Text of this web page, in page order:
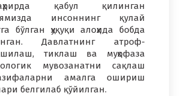
қабул қилинган
инсоннинг қулай
бўлган ҳуқуқи алоҳида бобда
Давлатнинг атроф-
тиклаш ва муҳофаза
мувозанатни сақлаш
амалга ошириш
белгилаб қўйилган.